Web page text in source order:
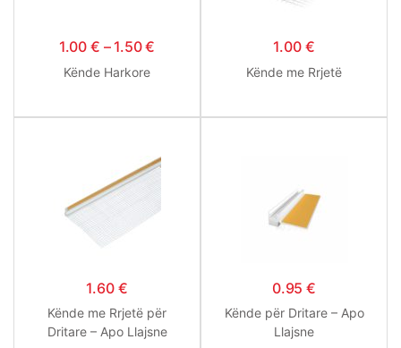
1.00 € – 1.50€
Kënde Harkore
1.00 €
Kënde me Rrjetë
1.60 €
Kënde me Rrjetë për
Dritare – Apo Llajsne
0.95€
Kënde për Dritare – Apo
Llajsne